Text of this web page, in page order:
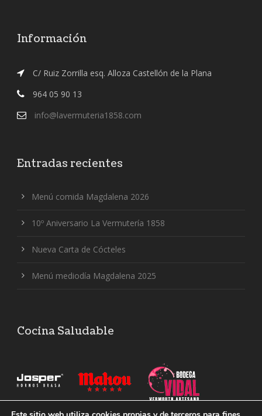
Información
C/ Ruiz Zorrilla esq. Alloza Castellón de la Plana
964 05 90 13
info@lavermuteria1858.com
Entradas recientes
Menú comida Magdalena 2026
10º Aniversario La Vermutería 1858
Nueva Carta de Cócteles
Menú mediodía Magdalena 2025
Cocina Saludable